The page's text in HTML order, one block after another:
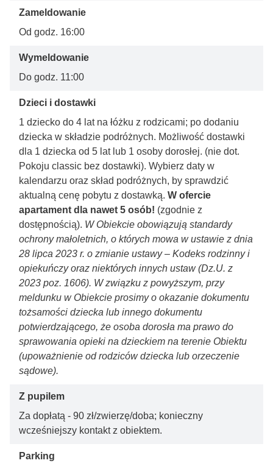
Zameldowanie
Od godz. 16:00
Wymeldowanie
Do godz. 11:00
Dzieci i dostawki
1 dziecko do 4 lat na łóżku z rodzicami; po dodaniu
dziecka w składzie podróżnych. Możliwość dostawki
dla 1 dziecka od 5 lat lub 1 osoby dorosłej. (nie dot.
Pokoju classic bez dostawki). Wybierz daty w
kalendarzu oraz skład podróżnych, by sprawdzić
aktualną cenę pobytu z dostawką. W ofercie
apartament dla nawet 5 osób! (zgodnie z
dostępnością). W Obiekcie obowiązują standardy
ochrony małoletnich, o których mowa w ustawie z dnia
28 lipca 2023 r. o zmianie ustawy – Kodeks rodzinny i
opiekuńczy oraz niektórych innych ustaw (Dz.U. z
2023 poz. 1606). W związku z powyższym, przy
meldunku w Obiekcie prosimy o okazanie dokumentu
tożsamości dziecka lub innego dokumentu
potwierdzającego, że osoba dorosła ma prawo do
sprawowania opieki na dzieckiem na terenie Obiektu
(upoważnienie od rodziców dziecka lub orzeczenie
sądowe).
Z pupilem
Za dopłatą - 90 zł/zwierzę/doba; konieczny
wcześniejszy kontakt z obiektem.
Parking